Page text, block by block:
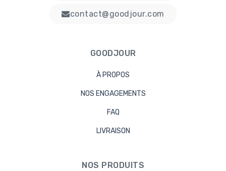
contact@goodjour.com
GOODJOUR
À PROPOS
NOS ENGAGEMENTS
FAQ
LIVRAISON
NOS PRODUITS